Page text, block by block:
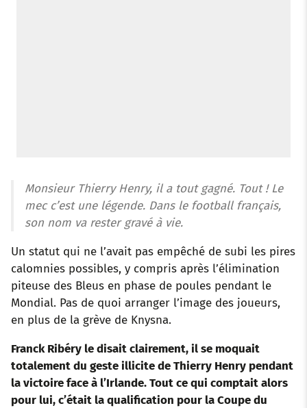
Monsieur Thierry Henry, il a tout gagné. Tout ! Le
mec c’est une légende. Dans le football français,
son nom va rester gravé à vie.
Un statut qui ne l’avait pas empêché de subi les pires
calomnies possibles, y compris après l’élimination
piteuse des Bleus en phase de poules pendant le
Mondial. Pas de quoi arranger l’image des joueurs,
en plus de la grève de Knysna.
Franck Ribéry le disait clairement, il se moquait
totalement du geste illicite de Thierry Henry pendant
la victoire face à l’Irlande. Tout ce qui comptait alors
pour lui, c’était la qualification pour la Coupe du